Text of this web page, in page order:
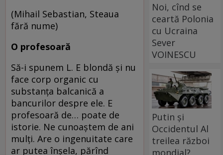
(Mihail Sebastian, Steaua
fără nume)
O profesoară
Să-i spunem L. E blondă şi nu
face corp organic cu
substanţa balcanică a
bancurilor despre ele. E
profesoară de… poate de
istorie. Ne cunoaştem de ani
mulţi. Are o ingenuitate care
ar putea înşela, părînd
Noi, cînd se
ceartă Polonia
cu Ucraina
Sever
VOINESCU
Putin și
Occidentul Al
treilea război
mondial?